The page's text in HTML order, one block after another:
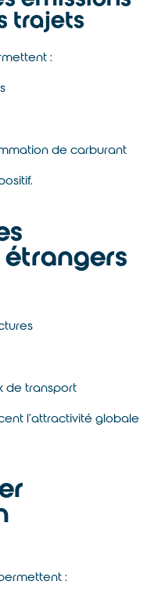
trajets
:
de carburant
étrangers
de transport
l’attractivité globale
: